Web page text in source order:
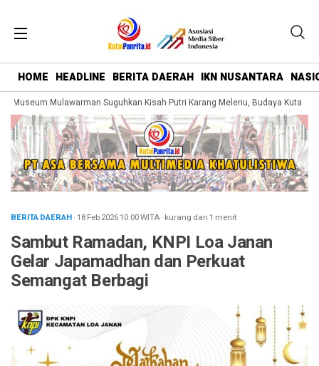
HOME HEADLINE BERITA DAERAH IKN NUSANTARA
Mulawarman Suguhkan Kisah Putri Karang Melenu, Budaya Kutai
BERITA DAERAH· 18 Feb 202610:00WITA· kurang dari 1 menit
Sambut Ramadan, KNPI Loa Janan
Gelar Japamadhan dan Perkuat
Semangat Berbagi